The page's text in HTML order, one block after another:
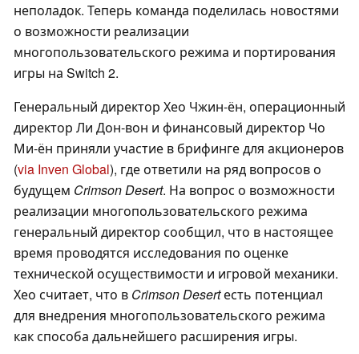
неполадок. Теперь команда поделилась новостями
о возможности реализации
многопользовательского режима и портирования
игры на Switch 2.
Генеральный директор Хео Чжин-ён, операционный
директор Ли Дон-вон и финансовый директор Чо
Ми-ён приняли участие в брифинге для акционеров
(via Inven Global), где ответили на ряд вопросов о
будущем Crimson Desert. На вопрос о возможности
реализации многопользовательского режима
генеральный директор сообщил, что в настоящее
время проводятся исследования по оценке
технической осуществимости и игровой механики.
Хео считает, что в Crimson Desertесть потенциал
для внедрения многопользовательского режима
как способа дальнейшего расширения игры.